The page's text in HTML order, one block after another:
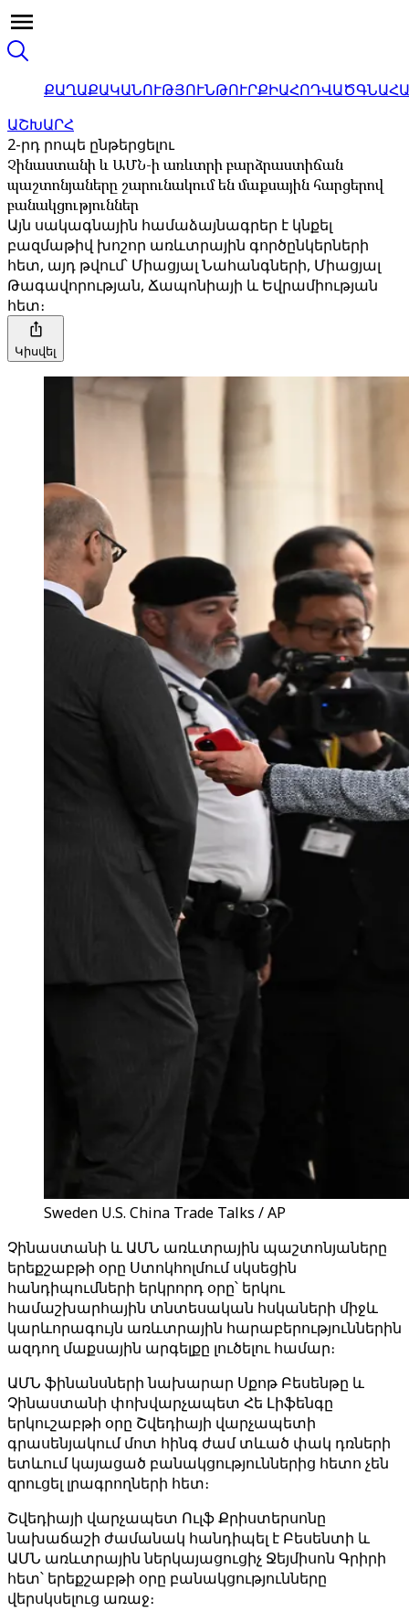
ՔԱՂԱՔԱԿԱՆՈՒԹՅՈՒՆԹՈՒՐՔԻԱՀՈԴՎԱԾ
ԱՇԽԱՐՀ
2-րդ րոպե ընթերցելու
Չինաստանի և ԱՄՆ-ի առևտրի բարձրաստիճան
պաշտոնյաները շարունակում են մաքսային հարցերով
բանակցություններ
Այն սակագնային համաձայնագրեր է կնքել
բազմաթիվ խոշոր առևտրային գործընկերների
հետ, այդ թվում՝ Միացյալ Նահանգների, Միացյալ
Թագավորության, Ճապոնիայի և Եվրամիության
հետ։
Կիսվել
Sweden U.S. China Trade Talks / AP
Չինաստանի և ԱՄՆ առևտրային պաշտոնյաները
երեքշաբթի օրը Ստոկհոլմում սկսեցին
հանդիպումների երկրորդ օրը՝ երկու
համաշխարհային տնտեսական հսկաների միջև
կարևորագույն առևտրային հարաբերություններին
ազդող մաքսային արգելքը լուծելու համար։
ԱՄՆ ֆինանսների նախարար Սքոթ Բեսենթը և
Չինաստանի փոխվարչապետ Հե Լիֆենգը
երկուշաբթի օրը Շվեդիայի վարչապետի
գրասենյակում մոտ հինգ ժամ տևած փակ դռների
ետևում կայացած բանակցություններից հետո չեն
զրուցել լրագրողների հետ։
Շվեդիայի վարչապետ Ուլֆ Քրիստերսոնը
նախաճաշի ժամանակ հանդիպել է Բեսենտի և
ԱՄՆ առևտրային ներկայացուցիչ Ջեյմիսոն Գրիրի
հետ՝ երեքշաբթի օրը բանակցությունները
վերսկսելուց առաջ։